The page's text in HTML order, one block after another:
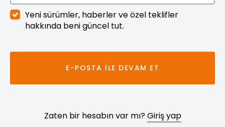
Yeni sürümler, haberler ve özel teklifler
hakkında beni güncel tut.
E-POSTA ILE DEVAM ET
Zaten bir hesabın var mı?Giriş yap